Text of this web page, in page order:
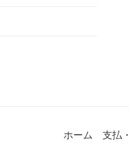
ホーム 支払